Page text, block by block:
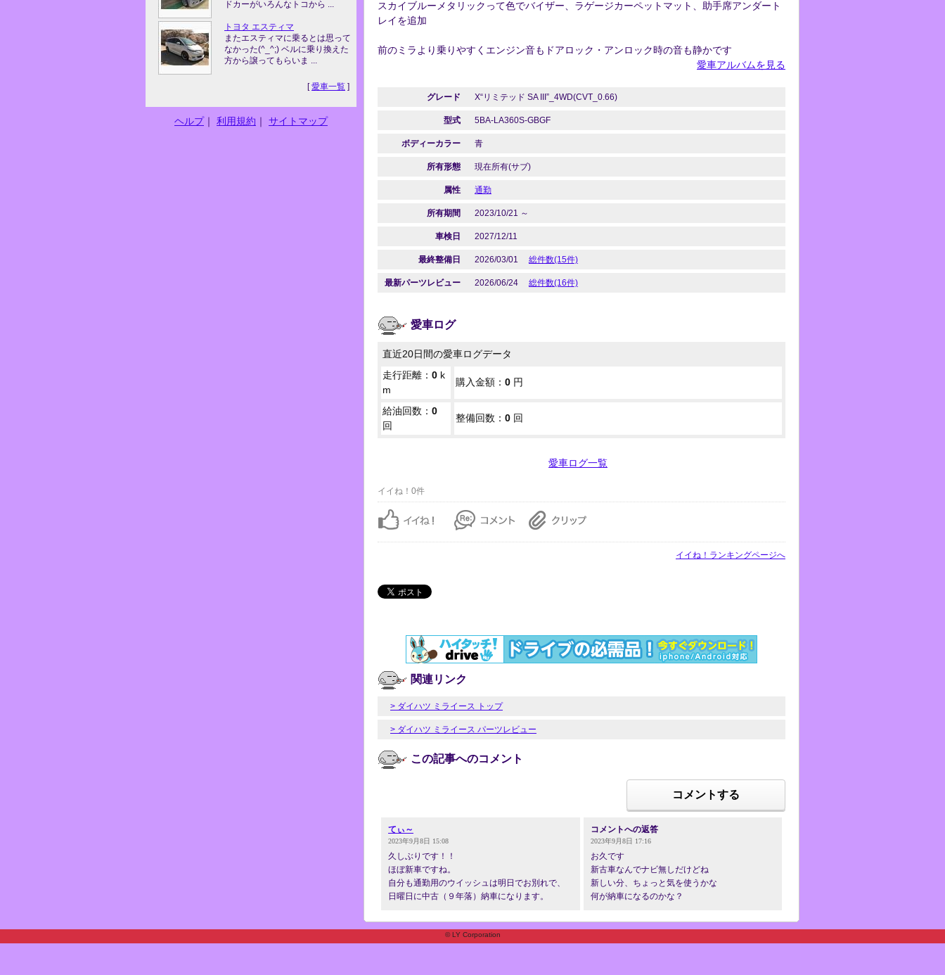
スカイブルーメタリックって色でバイザー、ラゲージカーペットマット、助手席アンダート
レイを追加
前のミラより乗りやすくエンジン音もドアロック・アンロック時の音も静かです
愛車アルバムを見る
グレード X“リミテッド SA III”_4WD(CVT_0.66)
型式 5BA-LA360S-GBGF
ボディーカラー 青
所有形態 現在所有(サブ)
属性 通勤
所有期間 2023/10/21 ～
車検日 2027/12/11
最終整備日 2026/03/01 総件数(15件)
最新パーツレビュー 2026/06/24 総件数(16件)
愛車ログ
直近20日間の愛車ログデータ
走行距離： 0 k
m
購入金額： 0 円
給油回数： 0
回
整備回数： 0 回
愛車ログ一覧
イイね！0件
イイね！ランキングページへ
関連リンク
> ダイハツ ミライース トップ
> ダイハツ ミライース パーツレビュー
この記事へのコメント
コメントする
てぃ～
2023年9月8日 15:08
久しぶりです！！
ほぼ新車ですね。
自分も通勤用のウイッシュは明日でお別れで、
日曜日に中古（９年落）納車になります。
コメントへの返答
2023年9月8日 17:16
お久です
新古車なんでナビ無しだけどね
新しい分、ちょっと気を使うかな
何が納車になるのかな？
ドカーがいろんなトコから ...
トヨタ エスティマ
またエスティマに乗るとは思って
なかった(^_^;) ベルに乗り換えた
方から譲ってもらいま ...
[愛車一覧 ]
ヘルプ｜ 利用規約 ｜ サイトマップ
© LY Corporation